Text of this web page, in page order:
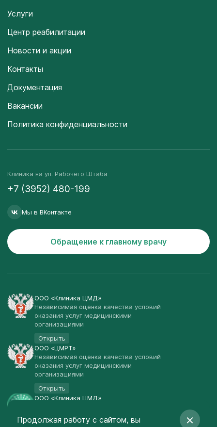
Услуги
Центр реабилитации
Новости и акции
Контакты
Документация
Вакансии
Политика конфиденциальности
Клиника на ул. Рабочего Штаба
+7 (3952) 480-199
Мы в ВКонтакте
Обращение к главному врачу
ООО «Клиника ЦМД»
Независимая оценка качества условий
оказания услуг медицинскими
организациями
Открыть
ООО «ЦМРТ»
Независимая оценка качества условий
оказания услуг медицинскими
организациями
Открыть
ООО «Клиника ЦМД»
Открыть
Продолжая работу с сайтом, вы